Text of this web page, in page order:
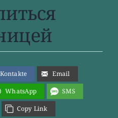
Email
WhatsApp
SMS
Copy Link